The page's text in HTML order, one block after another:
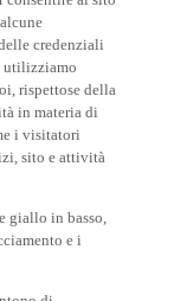
credenziali
utilizziamo
rispettose della
in materia di
i visitatori
sito e attività
e i